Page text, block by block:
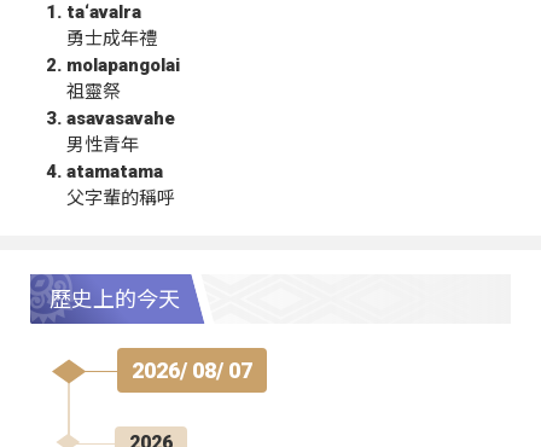
ta‘avalra
勇士成年禮
molapangolai
祖靈祭
asavasavahe
男性青年
atamatama
父字輩的稱呼
歷史上的今天
2026/ 08/ 07